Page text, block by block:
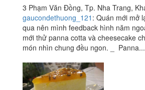
3 Phạm Văn Đồng, Tp. Nha Trang,
gaucondethuong_121 : Quán mới mở
qua nên mình feedback hình năm
mới thử panna cotta và cheesecake
món nhìn chung đều ngon. _ Panna...